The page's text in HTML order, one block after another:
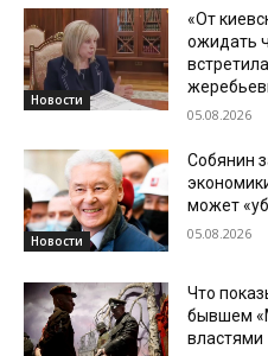
Новости
«От
ожидать
05.08.2026
Новости
Собянин
может
05.08.2026
Что
бывшем
властями